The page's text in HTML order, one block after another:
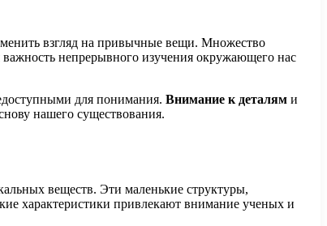
взгляд на привычные вещи. Множество
непрерывного изучения окружающего нас
для понимания. Внимание к деталям и
нашего существования.
веществ. Эти маленькие структуры,
характеристики привлекают внимание ученых и